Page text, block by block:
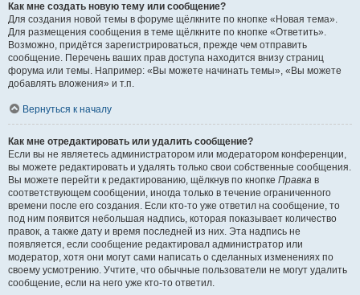
Как мне создать новую тему или сообщение?
Для создания новой темы в форуме щёлкните по кнопке «Новая тема».
Для размещения сообщения в теме щёлкните по кнопке «Ответить».
Возможно, придётся зарегистрироваться, прежде чем отправить
сообщение. Перечень ваших прав доступа находится внизу страниц
форума или темы. Например: «Вы можете начинать темы», «Вы можете
добавлять вложения» и т.п.
Вернуться к началу
Как мне отредактировать или удалить сообщение?
Если вы не являетесь администратором или модератором конференции,
вы можете редактировать и удалять только свои собственные сообщения.
Вы можете перейти к редактированию, щёлкнув по кнопке Правка в
соответствующем сообщении, иногда только в течение ограниченного
времени после его создания. Если кто-то уже ответил на сообщение, то
под ним появится небольшая надпись, которая показывает количество
правок, а также дату и время последней из них. Эта надпись не
появляется, если сообщение редактировал администратор или
модератор, хотя они могут сами написать о сделанных изменениях по
своему усмотрению. Учтите, что обычные пользователи не могут удалить
сообщение, если на него уже кто-то ответил.